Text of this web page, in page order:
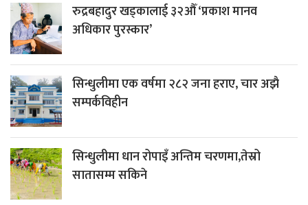
रुद्रबहादुर खड्कालाई ३२औँ ‘प्रकाश मानव
अधिकार पुरस्कार’
सिन्धुलीमा एक वर्षमा २८२ जना हराए, चार अझै
सम्पर्कविहीन
सिन्धुलीमा धान रोपाइँ अन्तिम चरणमा,तेस्रो
सातासम्म सकिने